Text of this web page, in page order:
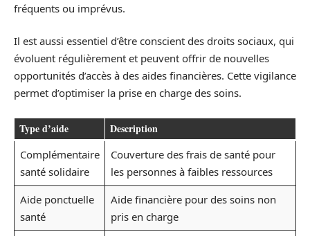
fréquents ou imprévus.
Il est aussi essentiel d’être conscient des droits sociaux, qui
évoluent régulièrement et peuvent offrir de nouvelles
opportunités d’accès à des aides financières. Cette vigilance
permet d’optimiser la prise en charge des soins.
Type d’aide Description
Complémentaire
santé solidaire
Couverture des frais de santé pour
les personnes à faibles ressources
Aide ponctuelle
santé
Aide financière pour des soins non
pris en charge